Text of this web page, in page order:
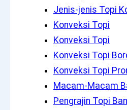
Jenis-jenis Topi
Konveksi Topi
Konveksi Topi
Konveksi Topi
Konveksi Topi
Macam-Macam
Pengrajin Topi